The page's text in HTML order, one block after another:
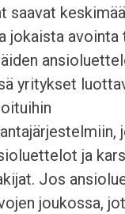
saavat
jokaista avointa
yritykset
ja
Jos
joukossa,